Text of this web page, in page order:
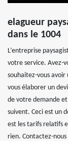
elagueur
dans le 1004
L’entreprise
votre service. Avez-
souhaitez-vous avoir
vous élaborer un
de votre demande et
suivent. Ceci est un
est les tarifs relatifs
rien. Contactez-